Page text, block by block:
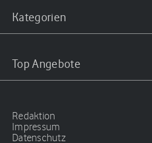
Kategorien
Top Angebote
Redaktion
Impressum
Datenschutz